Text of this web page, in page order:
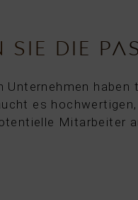
DIE
Unternehmen haben
es hochwertigen,
Mitarbeiter